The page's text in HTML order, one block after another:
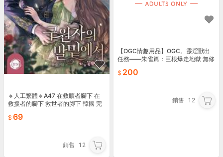
🔸人工繁體🔸A47 在救贖者腳下 在
救援者的腳下 救世者的腳下 韓國 完
69
銷售 12
【OGC情趣用品】OGC。靈淫獸出
任務——朱雀篇：巨根爆走地獄 無修
200
銷售 12